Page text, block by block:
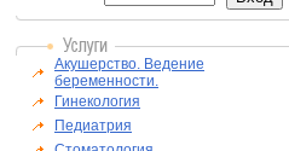
Акушерство. Ведение
беременности.
Гинекология
Педиатрия